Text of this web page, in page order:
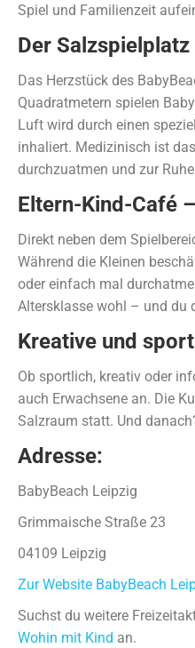
Spiel und Familienzeit
Der
Das Herzstück des
Quadratmetern spielen
Luft wird durch einen
inhaliert. Medizinisch ist
durchzuatmen und zur
Eltern-Kind-Café
Direkt neben dem
Während die Kleinen
oder einfach mal
Altersklasse wohl – und du
Kreative und
Ob sportlich, kreativ oder
auch Erwachsene an. Die
Salzraum statt. Und
Adresse:
BabyBeach Leipzig
Grimmaische Straße 23
04109 Leipzig
Zur Website BabyBeach
Suchst du weitere
Wohin mit Kind an.